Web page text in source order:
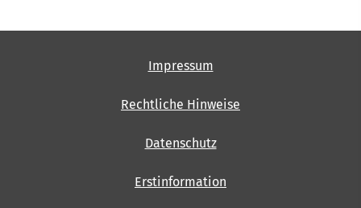
Impressum
Rechtliche Hinweise
Datenschutz
Erstinformation